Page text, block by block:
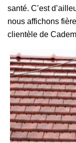
santé. C’est
nous affichons
clientèle de